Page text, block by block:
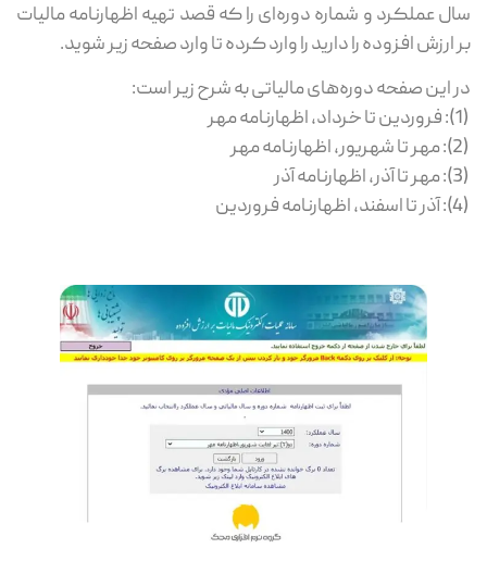
سال عملکرد و شماره دوره‌ای را که قصد تهیه اظهارنامه مالیات
بر ارزش افزوده را دارید را وارد کرده تا وارد صفحه زیر شوید.
در این صفحه دوره‌های مالیاتی به شرح زیر است:
(1): فروردین تا خرداد، اظهارنامه مهر
(2): مهر تا شهریور، اظهارنامه مهر
(3): مهر تا آذر، اظهارنامه آذر
(4): آذر تا اسفند، اظهارنامه فروردین